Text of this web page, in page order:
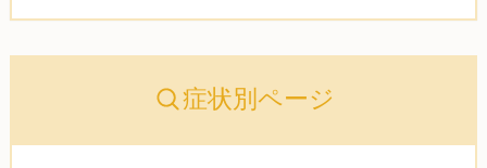
症状別ページ